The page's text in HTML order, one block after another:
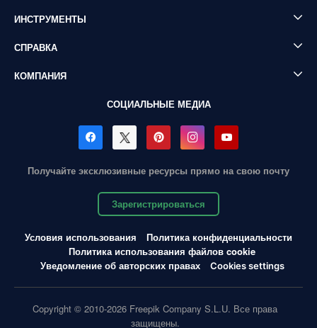
ИНСТРУМЕНТЫ
СПРАВКА
КОМПАНИЯ
СОЦИАЛЬНЫЕ МЕДИА
Получайте эксклюзивные ресурсы прямо на свою почту
Зарегистрироваться
Условия использования
Политика конфиденциальности
Политика использования файлов cookie
Уведомление об авторских правах
Cookies settings
Copyright © 2010-2026 Freepik Company S.L.U. Все права
защищены.